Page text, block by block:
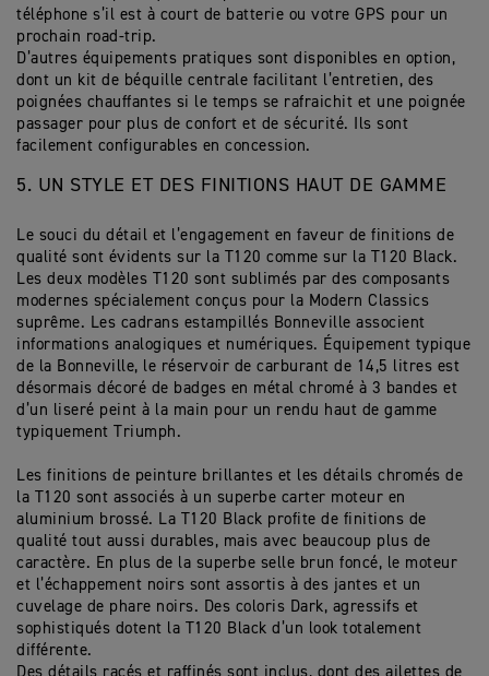
téléphone s’il est à court de batterie ou votre GPS pour un
prochain road-trip.
D’autres équipements pratiques sont disponibles en option,
dont un kit de béquille centrale facilitant l’entretien, des
poignées chauffantes si le temps se rafraichit et une poignée
passager pour plus de confort et de sécurité. Ils sont
facilement configurables en concession.
5. UN STYLE ET DES FINITIONS HAUT DE GAMME
Le souci du détail et l’engagement en faveur de finitions de
qualité sont évidents sur la T120 comme sur la T120 Black.
Les deux modèles T120 sont sublimés par des composants
modernes spécialement conçus pour la Modern Classics
suprême. Les cadrans estampillés Bonneville associent
informations analogiques et numériques. Équipement typique
de la Bonneville, le réservoir de carburant de 14,5 litres est
désormais décoré de badges en métal chromé à 3 bandes et
d’un liseré peint à la main pour un rendu haut de gamme
typiquement Triumph.
Les finitions de peinture brillantes et les détails chromés de
la T120 sont associés à un superbe carter moteur en
aluminium brossé. La T120 Black profite de finitions de
qualité tout aussi durables, mais avec beaucoup plus de
caractère. En plus de la superbe selle brun foncé, le moteur
et l’échappement noirs sont assortis à des jantes et un
cuvelage de phare noirs. Des coloris Dark, agressifs et
sophistiqués dotent la T120 Black d’un look totalement
différente.
Des détails racés et raffinés sont inclus, dont des ailettes de